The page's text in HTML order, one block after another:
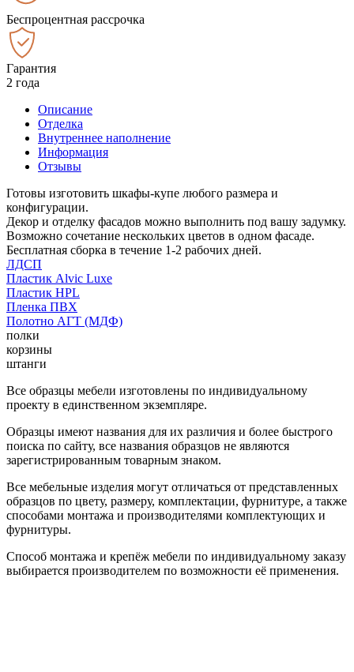
Беспроцентная рассрочка
Гарантия
2 года
Описание
Отделка
Внутреннее наполнение
Информация
Отзывы
Готовы изготовить шкафы-купе любого размера и
конфигурации.
Декор и отделку фасадов можно выполнить под вашу задумку.
Возможно сочетание нескольких цветов в одном фасаде.
Бесплатная сборка в течение 1-2 рабочих дней.
ЛДСП
Пластик Alvic Luxe
Пластик HPL
Пленка ПВХ
Полотно АГТ (МДФ)
полки
корзины
штанги
Все образцы мебели изготовлены по индивидуальному
проекту в единственном экземпляре.
Образцы имеют названия для их различия и более быстрого
поиска по сайту, все названия образцов не являются
зарегистрированным товарным знаком.
Все мебельные изделия могут отличаться от представленных
образцов по цвету, размеру, комплектации, фурнитуре, а также
способами монтажа и производителями комплектующих и
фурнитуры.
Способ монтажа и крепёж мебели по индивидуальному заказу
выбирается производителем по возможности её применения.